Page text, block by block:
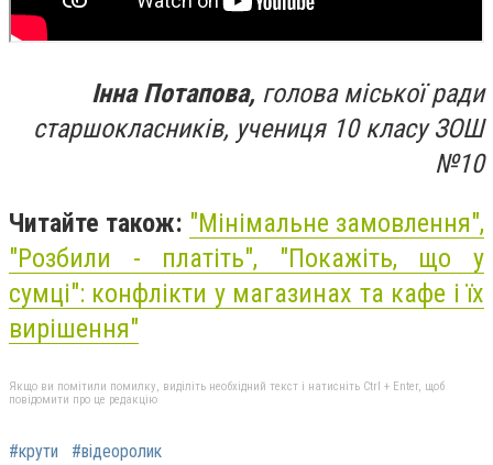
Інна Потапова, голова міської ради
старшокласників, учениця 10 класу ЗОШ
№10
Читайте також: "Мінімальне замовлення",
"Розбили - платіть", "Покажіть, що у
сумці": конфлікти у магазинах та кафе і їх
вирішення"
Якщо ви помітили помилку, виділіть необхідний текст і натисніть Ctrl + Enter, щоб
повідомити про це редакцію
#крути #відеоролик